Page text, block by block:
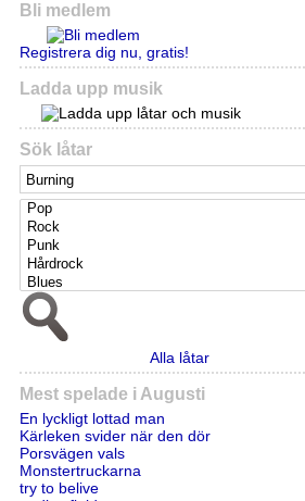
Bli medlem
Registrera dig nu, gratis!
Ladda upp musik
Sök låtar
Alla låtar
Mest spelade i Augusti
En lyckligt lottad man
Kärleken svider när den dör
Porsvägen vals
Monstertruckarna
try to belive